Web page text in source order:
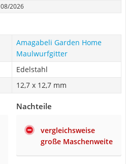
08/2026
Amagabeli Garden Home
Maulwurfgitter
Edelstahl
12,7 x 12,7 mm
Nachteile
vergleichsweise
große Maschenweite